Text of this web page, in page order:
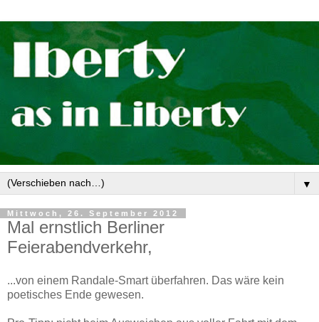
▼
Mittwoch, 26. September 2012
Mal ernstlich Berliner
Feierabendverkehr,
...von einem Randale-Smart überfahren. Das wäre kein
poetisches Ende gewesen.